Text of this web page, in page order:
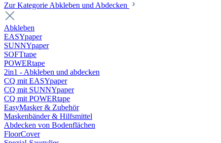
Zur Kategorie Abkleben und Abdecken
Abkleben
EASYpaper
SUNNYpaper
SOFTtape
POWERtape
2in1 - Abkleben und abdecken
CQ mit EASYpaper
CQ mit SUNNYpaper
CQ mit POWERtape
EasyMasker & Zubehör
Maskenbänder & Hilfsmittel
Abdecken von Bodenflächen
FloorCover